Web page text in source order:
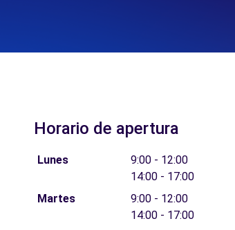
Horario de apertura
Lunes
9:00 - 12:00
14:00 - 17:00
Martes
9:00 - 12:00
14:00 - 17:00